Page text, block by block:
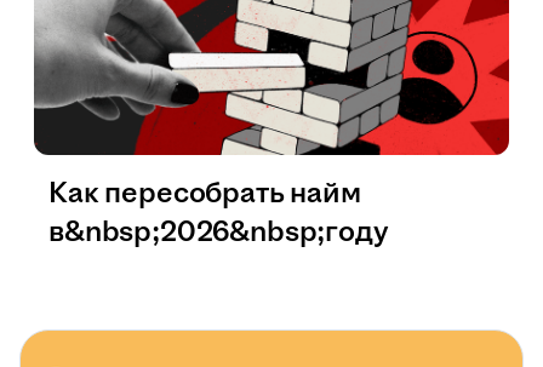
Как пересобрать найм
в&nbsp;2026&nbsp;году